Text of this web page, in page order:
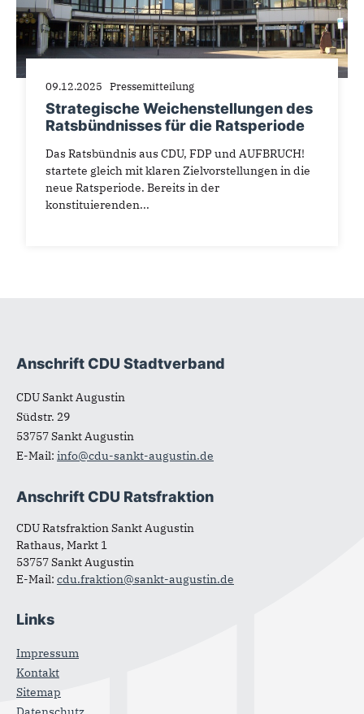
09.12.2025 Pressemitteilung
Strategische Weichenstellungen des
Ratsbündnisses für die Ratsperiode
Das Ratsbündnis aus CDU, FDP und AUFBRUCH!
startete gleich mit klaren Zielvorstellungen in die
neue Ratsperiode. Bereits in der
konstituierenden...
Fußbereich
Anschrift CDU Stadtverband
CDU Sankt Augustin
Südstr. 29
53757Sankt Augustin
E-Mail: info@cdu-sankt-augustin.de
Anschrift CDU Ratsfraktion
CDU Ratsfraktion Sankt Augustin
Rathaus, Markt 1
53757 Sankt Augustin
E-Mail: cdu.fraktion@sankt-augustin.de
Links
Impressum
Kontakt
Sitemap